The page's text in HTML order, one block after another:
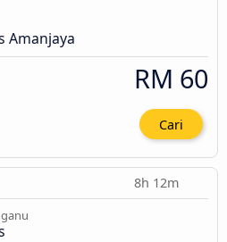
Amanjaya
RM 60
Cari
8h 12m